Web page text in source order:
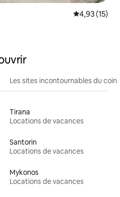
Note
4,93 (15)
Les sites incontournables du coin
Tirana
Locations de vacances
Santorin
Locations de vacances
Mykonos
Locations de vacances